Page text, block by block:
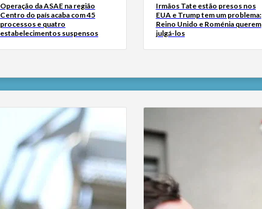
Operação da ASAE na região
Centro do país acaba com 45
processos e quatro
estabelecimentos suspensos
Irmãos Tate estão presos nos
EUA e Trump tem um problema:
Reino Unido e Roménia querem
julgá-los